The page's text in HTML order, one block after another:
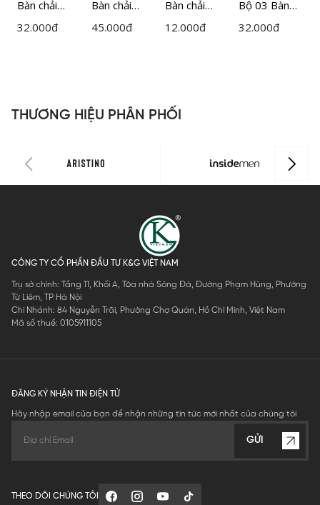
Bàn chải
người lớn
32.000đ
Bàn chải
đánh răng
45.000đ
Bàn chải
người lớn
12.000đ
Bộ 03 Bàn
chải người
32.000đ
THƯƠNG HIỆU PHÂN PHỐI
CÔNG TY CỔ PHẦN ĐẦU TƯ K&G VIỆT NAM
Trụ sở chính: Tầng 11, Khối A, Tòa nhà Sông Đà, Đường Phạm Hùng, Phường
Từ Liêm, TP Hà Nội
Chi Nhánh: 84 Nguyễn Trãi, Phường Chợ Quán, Hồ Chí Minh, Việt Nam
Mã số thuế: 0105911105
ĐĂNG KÝ NHẬN TIN ĐIỆN TỬ
Hãy nhập email của bạn để nhận những tin tức mới nhất của chúng tôi
GỬI
THEO DÕI CHÚNG TÔI